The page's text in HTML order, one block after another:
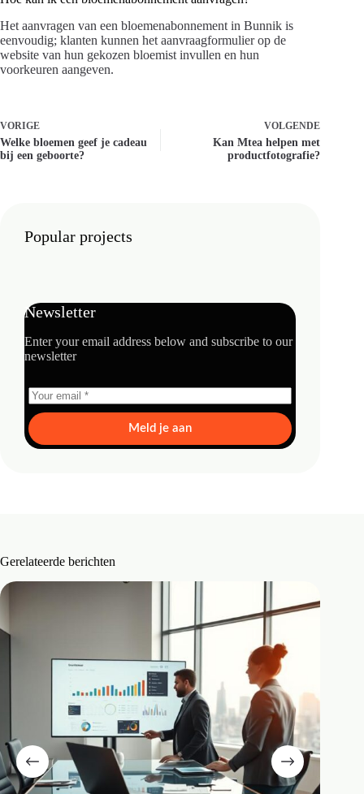
Het aanvragen van een bloemenabonnement in Bunnik is
eenvoudig; klanten kunnen het aanvraagformulier op de
website van hun gekozen bloemist invullen en hun
voorkeuren aangeven.
VORIGE
Welke bloemen geef je cadeau
bij een geboorte?
VOLGENDE
Kan Mtea helpen met
productfotografie?
Popular projects
Newsletter
Enter your email address below and subscribe to our
newsletter
Meld je aan
Gerelateerde berichten